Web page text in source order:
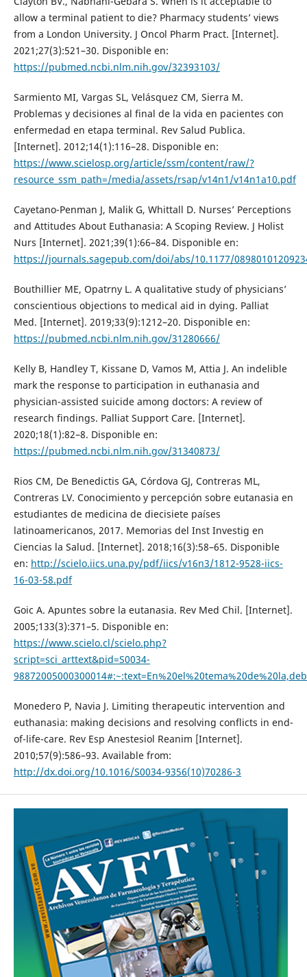
allow a terminal patient to die? Pharmacy students’ views
from a London University. J Oncol Pharm Pract. [Internet].
2021;27(3):521–30. Disponible en:
https://pubmed.ncbi.nlm.nih.gov/32393103/
Sarmiento MI, Vargas SL, Velásquez CM, Sierra M.
Problemas y decisiones al final de la vida en pacientes con
enfermedad en etapa terminal. Rev Salud Publica.
[Internet]. 2012;14(1):116–28. Disponible en:
https://www.scielosp.org/article/ssm/content/raw/?
resource_ssm_path=/media/assets/rsap/v14n1/v14n1a10.pdf
Cayetano-Penman J, Malik G, Whittall D. Nurses’ Perceptions
and Attitudes About Euthanasia: A Scoping Review. J Holist
Nurs [Internet]. 2021;39(1):66–84. Disponible en:
https://journals.sagepub.com/doi/abs/10.1177/
Bouthillier ME, Opatrny L. A qualitative study of physicians’
conscientious objections to medical aid in dying. Palliat
Med. [Internet]. 2019;33(9):1212–20. Disponible en:
https://pubmed.ncbi.nlm.nih.gov/31280666/
Kelly B, Handley T, Kissane D, Vamos M, Attia J. An indelible
mark the response to participation in euthanasia and
physician-assisted suicide among doctors: A review of
research findings. Palliat Support Care. [Internet].
2020;18(1):82–8. Disponible en:
https://pubmed.ncbi.nlm.nih.gov/31340873/
Rios CM, De Benedictis GA, Córdova GJ, Contreras ML,
Contreras LV. Conocimiento y percepción sobre eutanasia en
estudiantes de medicina de diecisiete países
latinoamericanos, 2017. Memorias del Inst Investig en
Ciencias la Salud. [Internet]. 2018;16(3):58–65. Disponible
en: http://scielo.iics.una.py/pdf/iics/v16n3/1812-9528-iics-
16-03-58.pdf
Goic A. Apuntes sobre la eutanasia. Rev Med Chil. [Internet].
2005;133(3):371–5. Disponible en:
https://www.scielo.cl/scielo.php?
script=sci_arttext&pid=S0034-
Monedero P, Navia J. Limiting therapeutic intervention and
euthanasia: making decisions and resolving conflicts in end-
of-life-care. Rev Esp Anestesiol Reanim [Internet].
2010;57(9):586–93. Available from:
http://dx.doi.org/10.1016/S0034-9356(10)70286-3